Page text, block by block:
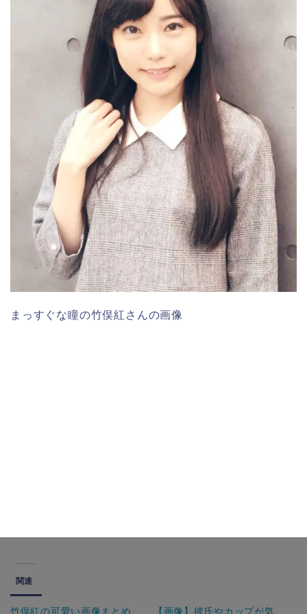
まっすぐな瞳の竹俣紅さんの画像
関連
竹俣紅の可愛い画像まとめ 【画像】彼氏やカップが気